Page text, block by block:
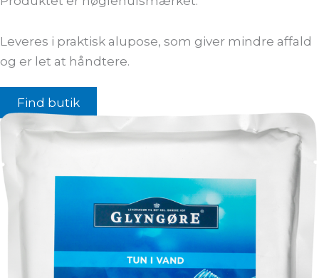
Leveres i praktisk alupose, som giver mindre affald
og er let at håndtere.
Find butik